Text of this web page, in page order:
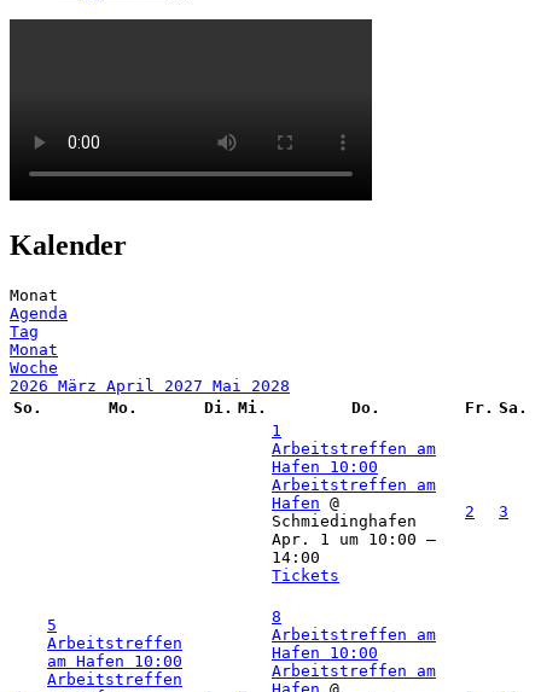
Kalender
Monat
Agenda
Tag
Monat
Woche
2026 März April 2027 Mai 2028
So.
Mo. Di. Mi. Do. Fr. Sa.
1
Arbeitstreffen am
Hafen 10:00
Arbeitstreffen am
Hafen @
Schmiedinghafen
Apr. 1 um 10:00 –
14:00
Tickets
2 3
5
Arbeitstreffen
am Hafen 10:00
Arbeitstreffen
8
Arbeitstreffen am
Hafen 10:00
Arbeitstreffen am